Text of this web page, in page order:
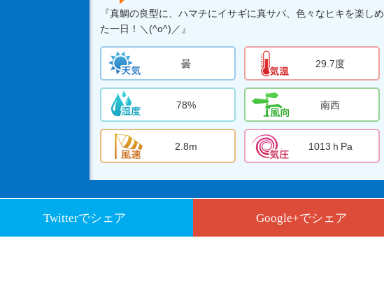
『真鯛の良型に、ハマチにイサギに真サバ、色々なヒキを楽しめ
た一日！＼(^o^)／』
曇 29.7度
78% 南西
2.8m 1013ｈPa
Twitterでシェア Google+でシェア